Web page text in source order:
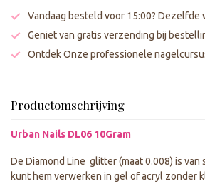
Vandaag besteld voor 15:00? Dezelfde
Geniet van gratis verzending bij
Ontdek Onze professionele
Productomschrijving
Urban Nails DL06 10Gram
De Diamond Line glitter (maat 0.008) is
kunt hem verwerken in gel of acryl zonder